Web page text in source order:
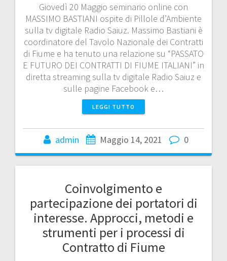
Giovedì 20 Maggio seminario online con
MASSIMO BASTIANI ospite di Pillole d’Ambiente
sulla tv digitale Radio Saiuz. Massimo Bastiani è
coordinatore del Tavolo Nazionale dei Contratti
di Fiume e ha tenuto una relazione su “PASSATO
E FUTURO DEI CONTRATTI DI FIUME ITALIANI” in
diretta streaming sulla tv digitale Radio Saiuz e
sulle pagine Facebook e…
LEGGI TUTTO
admin Maggio 14, 2021 0
Coinvolgimento e
partecipazione dei portatori di
interesse. Approcci, metodi e
strumenti per i processi di
Contratto di Fiume